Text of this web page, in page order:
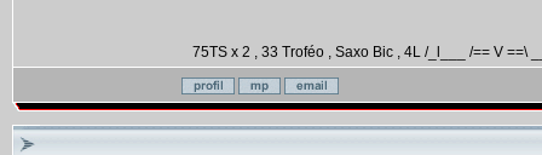
75TS x 2 , 33 Troféo , Saxo Bic , 4L /_l___ /== V ==\